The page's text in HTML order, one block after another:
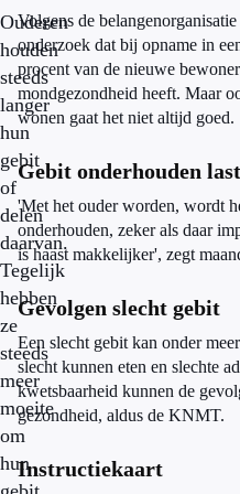
Ouderen
houden
steeds
langer
hun
gebit
of
delen
daarvan.
Tegelijk
hebben
ze
steeds
meer
moeite
om
hun
Volgens de
onderzoek dat bij opname in
procent van de nieuwe
mondgezondheid heeft. Maar
wonen gaat het niet altijd goed.
Gebit onderhouden
'Met het ouder worden, wordt
onderhouden, zeker als daar
is haast makkelijker', zegt
Gevolgen slecht gebit
Een slecht gebit kan onder
slecht kunnen eten en slechte
kwetsbaarheid kunnen de
gezondheid, aldus de KNMT.
Instructiekaart